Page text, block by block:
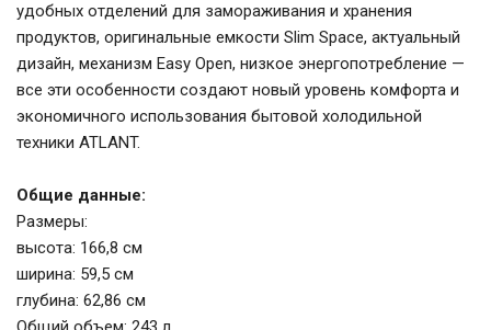
удобных отделений для замораживания и хранения
продуктов, оригинальные емкости Slim Space, актуальный
дизайн, механизм Easy Open, низкое энергопотребление —
все эти особенности создают новый уровень комфорта и
экономичного использования бытовой холодильной
техники ATLANT.
Общие данные:
Размеры:
высота: 166,8 см
ширина: 59,5 см
глубина: 62,86 см